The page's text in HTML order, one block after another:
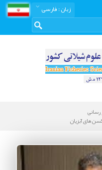
زبان: فارسی
رسانی
های آبزیان